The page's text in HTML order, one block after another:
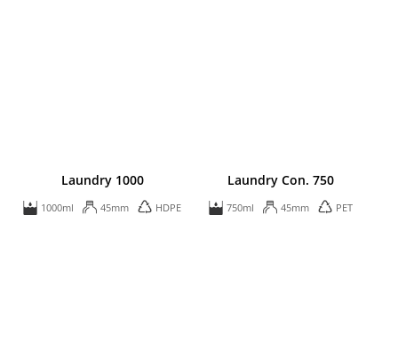
Laundry 1000
1000ml 45mm HDPE
Laundry Con. 750
750ml 45mm PET